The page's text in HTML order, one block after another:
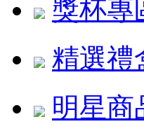
獎杯專
精選禮
明星商